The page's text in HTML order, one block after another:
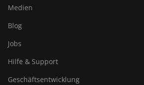
Medien
Blog
Jobs
Hilfe & Support
Geschäftsentwicklung